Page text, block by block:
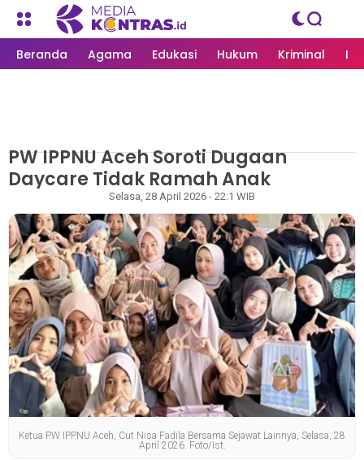
Beranda Agama Edukasi Hukum Kriminal
MEDIAKONTRAS.ID /ACEH
PW IPPNU Aceh Soroti Dugaan
Daycare Tidak Ramah Anak
Selasa, 28 April 2026 - 22:1 WIB
Ketua PW IPPNU Aceh, Cut Nisa Fadila Bersama Sejawat Lainnya, Selasa, 28
April 2026. Foto/ist.